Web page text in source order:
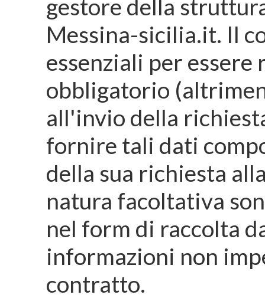
gestore della
Messina-sicilia.it. Il
essenziali per
obbligatorio
all'invio della
fornire tali dati
della sua richiesta
natura facoltativa
nel form di raccolta
informazioni non
contratto.